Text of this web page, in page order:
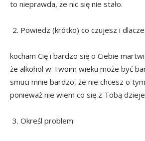
to nieprawda, że nic się nie stało.
Powiedz (krótko) co czujesz i
kocham Cię i bardzo się o Ciebie
że alkohol w Twoim wieku może być
smuci mnie bardzo, że nie chcesz o
ponieważ nie wiem co się z Tobą
Określ problem: